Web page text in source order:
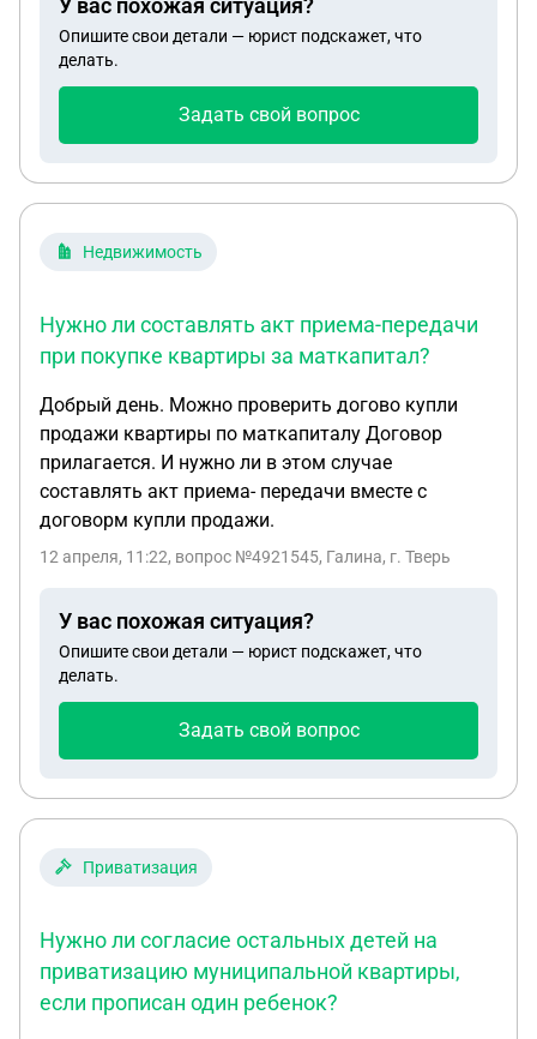
У вас похожая ситуация?
Опишите свои детали — юрист подскажет, что
делать.
Задать свой вопрос
Недвижимость
Нужно ли составлять акт приема-передачи
при покупке квартиры за маткапитал?
Добрый день. Можно проверить догово купли
продажи квартиры по маткапиталу Договор
прилагается. И нужно ли в этом случае
составлять акт приема- передачи вместе с
договорм купли продажи.
12 апреля, 11:22, вопрос №4921545, Галина, г. Тверь
У вас похожая ситуация?
Опишите свои детали — юрист подскажет, что
делать.
Задать свой вопрос
Приватизация
Нужно ли согласие остальных детей на
приватизацию муниципальной квартиры,
если прописан один ребенок?